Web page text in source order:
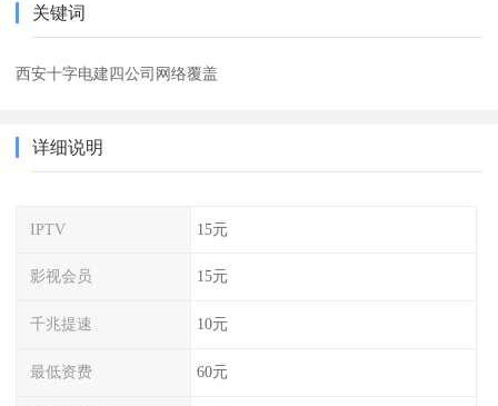
关键词
西安十字电建四公司网络覆盖
详细说明
IPTV 15元
影视会员 15元
千兆提速 10元
最低资费 60元